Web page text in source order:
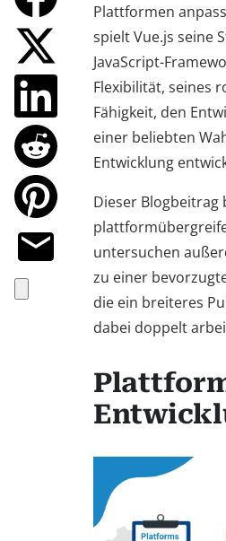
Plattformen
spielt Vue.js seine
JavaScript-
Flexibilität, seines
Fähigkeit, den
einer beliebten
Entwicklung
Dieser Blogbeitrag
untersuchen
zu einer
die ein breiteres
dabei doppelt